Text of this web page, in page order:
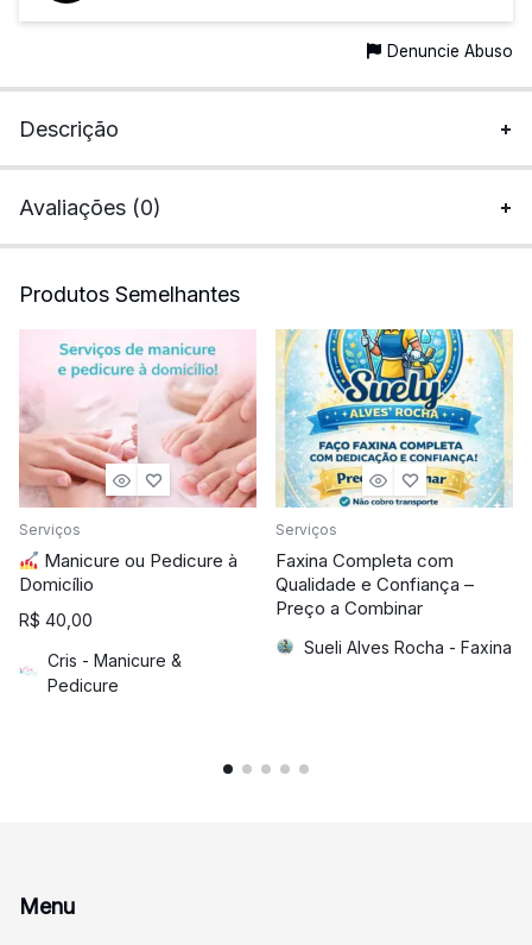
Denuncie Abuso
Descrição
Avaliações (0)
Produtos Semelhantes
Serviços
Manicure ou Pedicure à
Domicílio
R$ 40,00
Cris - Manicure &
Pedicure
Serviços
Faxina Completa com
Qualidade e Confiança –
Preço a Combinar
Sueli Alves Rocha - Faxina
Menu